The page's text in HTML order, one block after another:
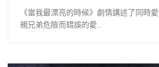
《當我最漂亮的時候》劇情講述了同時
親兄弟危險而錯誤的愛...